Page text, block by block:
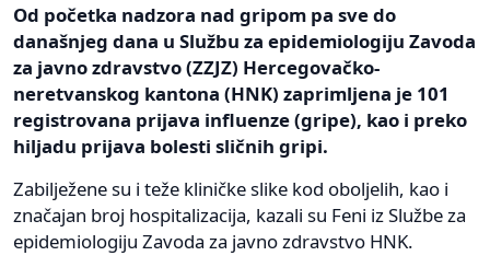
Od početka nadzora nad gripom pa sve do
današnjeg dana u Službu za epidemiologiju Zavoda
za javno zdravstvo (ZZJZ) Hercegovačko-
neretvanskog kantona (HNK) zaprimljena je 101
registrovana prijava influenze (gripe), kao i preko
hiljadu prijava bolesti sličnih gripi.
Zabilježene su i teže kliničke slike kod oboljelih, kao i
značajan broj hospitalizacija, kazali su Feni iz Službe za
epidemiologiju Zavoda za javno zdravstvo HNK.